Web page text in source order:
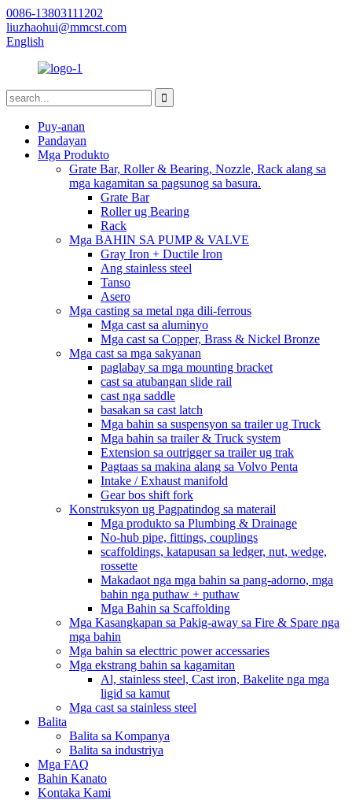
0086-13803111202
liuzhaohui@mmcst.com
English
Puy-anan
Pandayan
Mga Produkto
Grate Bar, Roller & Bearing, Nozzle, Rack alang sa
mga kagamitan sa pagsunog sa basura.
Grate Bar
Roller ug Bearing
Rack
Mga BAHIN SA PUMP & VALVE
Gray Iron + Ductile Iron
Ang stainless steel
Tanso
Asero
Mga casting sa metal nga dili-ferrous
Mga cast sa aluminyo
Mga cast sa Copper, Brass & Nickel Bronze
Mga cast sa mga sakyanan
paglabay sa mga mounting bracket
cast sa atubangan slide rail
cast nga saddle
basakan sa cast latch
Mga bahin sa suspensyon sa trailer ug Truck
Mga bahin sa trailer & Truck system
Extension sa outrigger sa trailer ug trak
Pagtaas sa makina alang sa Volvo Penta
Intake / Exhaust manifold
Gear bos shift fork
Konstruksyon ug Pagpatindog sa materail
Mga produkto sa Plumbing & Drainage
No-hub pipe, fittings, couplings
scaffoldings, katapusan sa ledger, nut, wedge,
rossette
Makadaot nga mga bahin sa pang-adorno, mga
bahin nga puthaw + puthaw
Mga Bahin sa Scaffolding
Mga Kasangkapan sa Pakig-away sa Fire & Spare nga
mga bahin
Mga bahin sa electtric power accessaries
Mga ekstrang bahin sa kagamitan
Al, stainless steel, Cast iron, Bakelite nga mga
ligid sa kamut
Mga cast sa stainless steel
Balita
Balita sa Kompanya
Balita sa industriya
Mga FAQ
Bahin Kanato
Kontaka Kami